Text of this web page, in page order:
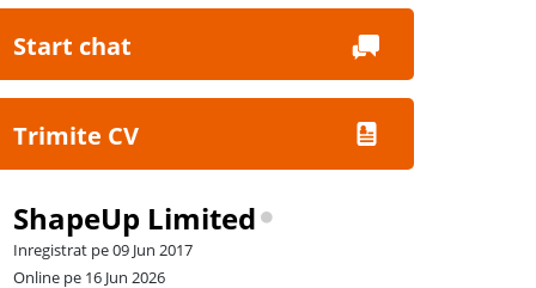
Start chat
Trimite CV
ShapeUp Limited
Inregistrat pe 09 Jun 2017
Online pe 16 Jun 2026